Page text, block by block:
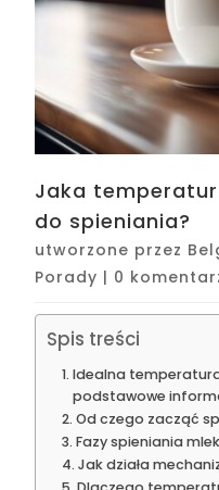
Jaka
do spieniania?
utworzone przez
Porady | 0
Spis treści
Idealna
podstawowe
Od czego zacząć
Fazy spieniania
Jak działa